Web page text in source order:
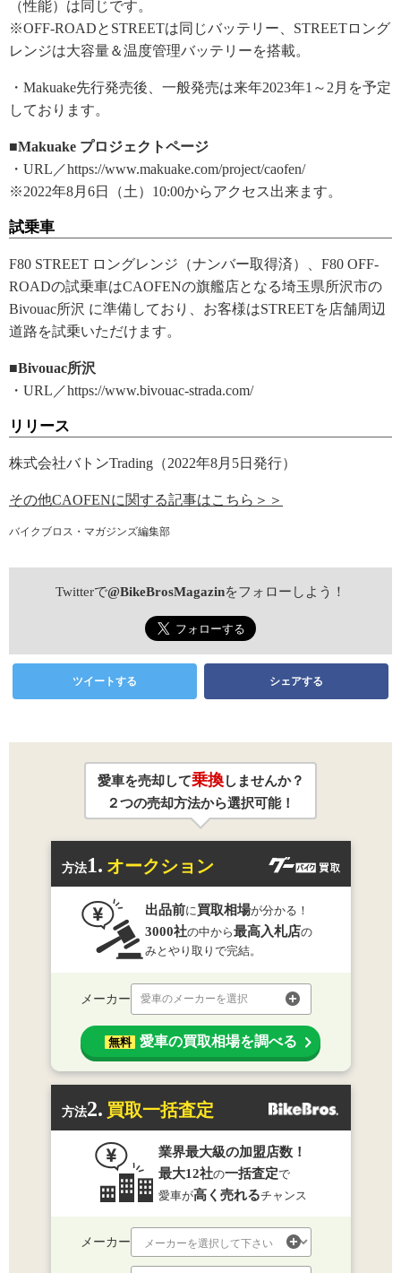
（性能）は同じです。
※OFF-ROADとSTREETは同じバッテリー、STREETロング
レンジは大容量＆温度管理バッテリーを搭載。
・Makuake先行発売後、一般発売は来年2023年1～2月を予定
しております。
■Makuake プロジェクトページ
・URL／https://www.makuake.com/project/caofen/
※2022年8月6日（土）10:00からアクセス出来ます。
試乗車
F80 STREET ロングレンジ（ナンバー取得済）、F80 OFF-
ROADの試乗車はCAOFENの旗艦店となる埼玉県所沢市の
Bivouac所沢 に準備しており、お客様はSTREETを店舗周辺
道路を試乗いただけます。
■Bivouac所沢
・URL／https://www.bivouac-strada.com/
リリース
株式会社バトンTrading（2022年8月5日発行）
その他CAOFENに関する記事はこちら＞＞
バイクブロス・マガジンズ編集部
Twitterで@BikeBrosMagazinをフォローしよう！
ツイートする シェアする
愛車を売却して乗換しませんか？
２つの売却方法から選択可能！
方法1. オークション
出品前に買取相場が分かる！
3000社の中から最高入札店の
みとやり取りで完結。
メーカー 愛車のメーカーを選択
無料 愛車の買取相場を調べる
方法2. 買取一括査定
業界最大級の加盟店数！
最大12社の一括査定で
愛車が高く売れるチャンス
メーカー